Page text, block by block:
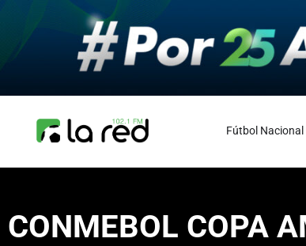
Fútbol Nacional
CONMEBOL COPA